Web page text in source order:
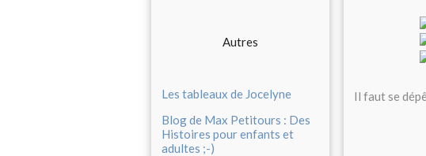
Autres
Les tableaux de Jocelyne
Blog de Max Petitours : Des
Histoires pour enfants et
adultes ;-)
Il faut se